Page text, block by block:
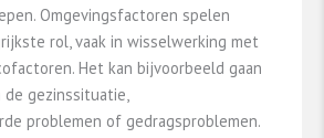
Omgevingsfactoren spelen
rol, vaak in wisselwerking met
Het kan bijvoorbeeld gaan
gezinssituatie,
problemen of gedragsproblemen.